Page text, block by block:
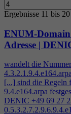
Ergebnisse 11 bis
ENUM-
Adresse |
wandelt die
4.3.2.1.9.4
[...] sind die
9.4.e164.arpa
DENIC +49 69 27
0.5.3.2.7.2.9.6.9.4